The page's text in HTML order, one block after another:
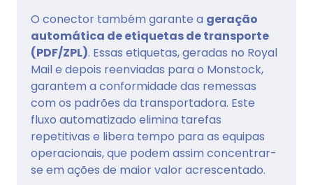
O conector também garante a geração
automática de etiquetas de transporte
(PDF/ZPL). Essas etiquetas, geradas no Royal
Mail e depois reenviadas para o Monstock,
garantem a conformidade das remessas
com os padrões da transportadora. Este
fluxo automatizado elimina tarefas
repetitivas e libera tempo para as equipas
operacionais, que podem assim concentrar-
se em ações de maior valor acrescentado.